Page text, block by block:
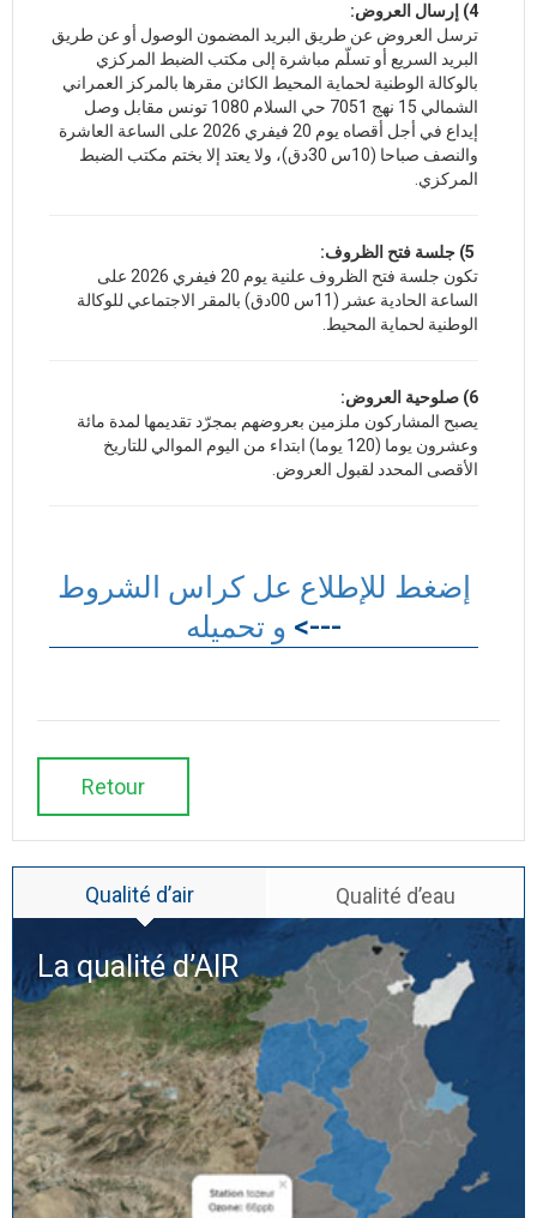
4) إرسال العروض:
ترسل العروض عن طريق البريد المضمون الوصول أو عن طريق
البريد السريع أو تسلّم مباشرة إلى مكتب الضبط المركزي
بالوكالة الوطنية لحماية المحيط الكائن مقرها بالمركز العمراني
الشمالي 15 نهج 7051 حي السلام 1080 تونس مقابل وصل
إيداع في أجل أقصاه يوم 20 فيفري 2026 على الساعة العاشرة
والنصف صباحا (10س 30دق)، ولا يعتد إلا بختم مكتب الضبط
المركزي.
تكون جلسة فتح الظروف علنية يوم 20 فيفري 2026 على
الساعة الحادية عشر (11س 00دق) بالمقر الاجتماعي للوكالة
الوطنية لحماية المحيط.
6) صلوحية العروض:
يصبح المشاركون ملزمين بعروضهم بمجرّد تقديمها لمدة مائة
وعشرون يوما (120 يوما) ابتداء من اليوم الموالي للتاريخ
الأقصى المحدد لقبول العروض.
إضغط للإطلاع عل كراس الشروط
<---
Retour
Qualité d’air Qualité d’eau
La qualité d’AIR